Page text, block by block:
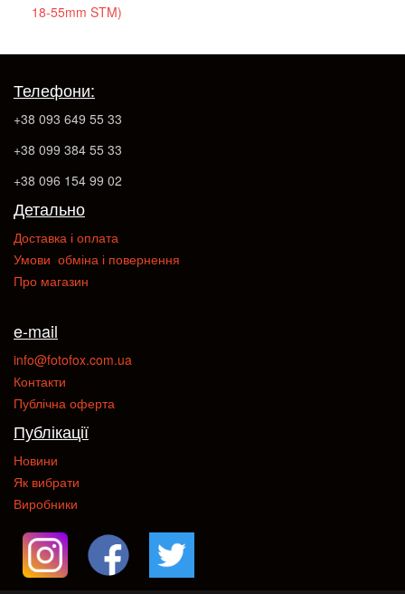
18-55mm STM)
Телефони:
+38 093 649 55 33
+38 099 384 55 33
+38 096 154 99 02
Детально
Доставка і оплата
Умови обміна і повернення
Про магазин
e-mail
info@fotofox.com.ua
Контакти
Публічна оферта
Публікації
Новини
Як вибрати
Виробники